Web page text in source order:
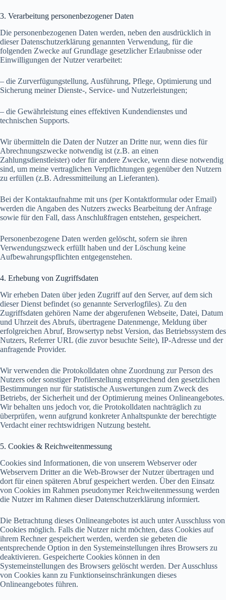
3. Verarbeitung personenbezogener Daten
Die personenbezogenen Daten werden, neben den ausdrücklich in
dieser Datenschutzerklärung genannten Verwendung, für die
folgenden Zwecke auf Grundlage gesetzlicher Erlaubnisse oder
Einwilligungen der Nutzer verarbeitet:
– die Zurverfügungstellung, Ausführung, Pflege, Optimierung und
Sicherung meiner Dienste-, Service- und Nutzerleistungen;
– die Gewährleistung eines effektiven Kundendienstes und
technischen Supports.
Wir übermitteln die Daten der Nutzer an Dritte nur, wenn dies für
Abrechnungszwecke notwendig ist (z.B. an einen
Zahlungsdienstleister) oder für andere Zwecke, wenn diese notwendig
sind, um meine vertraglichen Verpflichtungen gegenüber den Nutzern
zu erfüllen (z.B. Adressmitteilung an Lieferanten).
Bei der Kontaktaufnahme mit uns (per Kontaktformular oder Email)
werden die Angaben des Nutzers zwecks Bearbeitung der Anfrage
sowie für den Fall, dass Anschlußfragen entstehen, gespeichert.
Personenbezogene Daten werden gelöscht, sofern sie ihren
Verwendungszweck erfüllt haben und der Löschung keine
Aufbewahrungspflichten entgegenstehen.
4. Erhebung von Zugriffsdaten
Wir erheben Daten über jeden Zugriff auf den Server, auf dem sich
dieser Dienst befindet (so genannte Serverlogfiles). Zu den
Zugriffsdaten gehören Name der abgerufenen Webseite, Datei, Datum
und Uhrzeit des Abrufs, übertragene Datenmenge, Meldung über
erfolgreichen Abruf, Browsertyp nebst Version, das Betriebssystem des
Nutzers, Referrer URL (die zuvor besuchte Seite), IP-Adresse und der
anfragende Provider.
Wir verwenden die Protokolldaten ohne Zuordnung zur Person des
Nutzers oder sonstiger Profilerstellung entsprechend den gesetzlichen
Bestimmungen nur für statistische Auswertungen zum Zweck des
Betriebs, der Sicherheit und der Optimierung meines Onlineangebotes.
Wir behalten uns jedoch vor, die Protokolldaten nachträglich zu
überprüfen, wenn aufgrund konkreter Anhaltspunkte der berechtigte
Verdacht einer rechtswidrigen Nutzung besteht.
5. Cookies & Reichweitenmessung
Cookies sind Informationen, die von unserem Webserver oder
Webservern Dritter an die Web-Browser der Nutzer übertragen und
dort für einen späteren Abruf gespeichert werden. Über den Einsatz
von Cookies im Rahmen pseudonymer Reichweitenmessung werden
die Nutzer im Rahmen dieser Datenschutzerklärung informiert.
Die Betrachtung dieses Onlineangebotes ist auch unter Ausschluss von
Cookies möglich. Falls die Nutzer nicht möchten, dass Cookies auf
ihrem Rechner gespeichert werden, werden sie gebeten die
entsprechende Option in den Systemeinstellungen ihres Browsers zu
deaktivieren. Gespeicherte Cookies können in den
Systemeinstellungen des Browsers gelöscht werden. Der Ausschluss
von Cookies kann zu Funktionseinschränkungen dieses
Onlineangebotes führen.